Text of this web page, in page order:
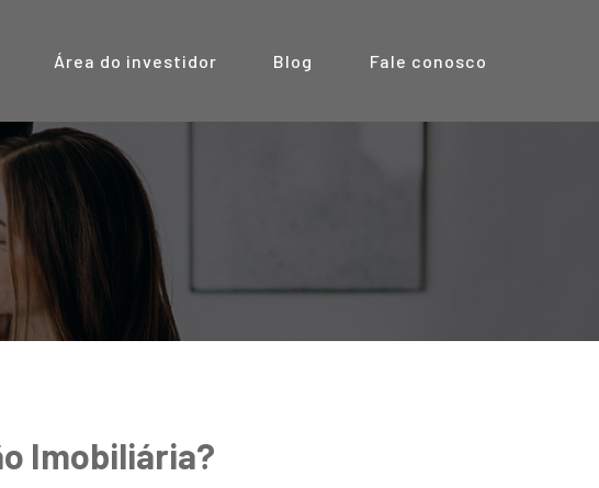
Área do investidor Blog Fale conosco
Imobiliária?